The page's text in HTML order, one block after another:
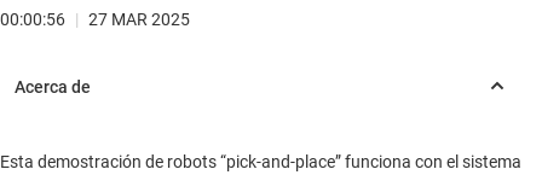
00:00:56 | 27 MAR 2025
Esta demostración de robots “pick-and-place” funciona con el sistema